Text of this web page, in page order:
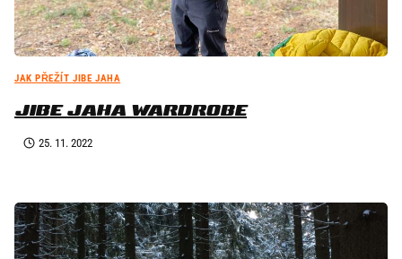
JAK PŘEŽÍT JIBE JAHA
JIBE JAHA WARDROBE
25. 11. 2022